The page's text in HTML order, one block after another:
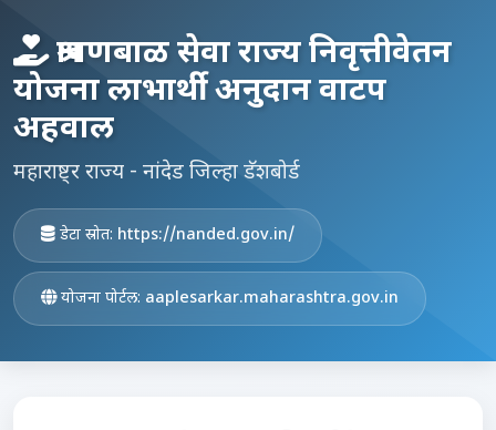
श्रावणबाळ सेवा राज्य निवृत्तीवेतन
योजना लाभार्थी अनुदान वाटप
अहवाल
महाराष्ट्र राज्य - नांदेड जिल्हा डॅशबोर्ड
डेटा स्रोत: https://nanded.gov.in/
योजना पोर्टल: aaplesarkar.maharashtra.gov.in